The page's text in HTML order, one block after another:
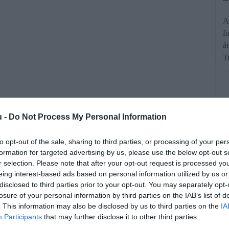
- Do Not Process My Personal Information
opt-out of the sale, sharing to third parties, or processing of your
for targeted advertising by us, please use the below opt-out
selection. Please note that after your opt-out request is processed
interest-based ads based on personal information utilized by us
to third parties prior to your opt-out. You may separately
of your personal information by third parties on the IAB’s list of
This information may also be disclosed by us to third parties on the
Participants that may further disclose it to other third parties.
július 1-jétől vámot vetnek ki a 150
is – vagyis azokra a csomagokra,
a Temuhoz, a Sheinhez és
kötődő vásárlásokat is érintheti.